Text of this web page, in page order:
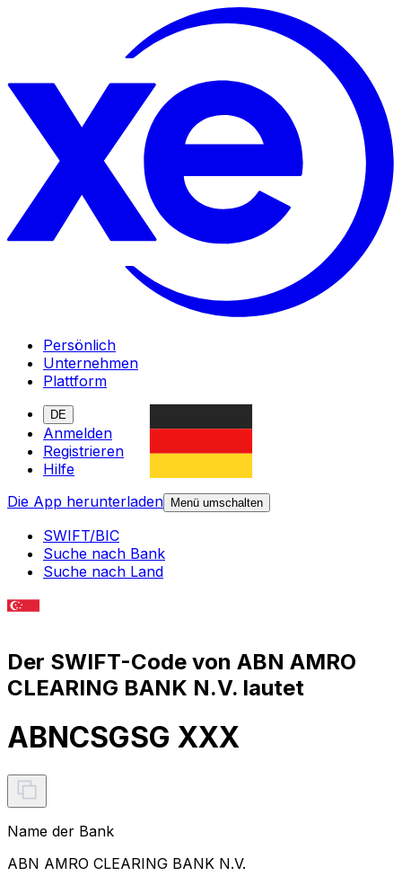
Persönlich
Unternehmen
Plattform
DE
Anmelden
Registrieren
Hilfe
Die App herunterladen
Menü umschalten
SWIFT/BIC
Suche nach Bank
Suche nach Land
Der SWIFT-Code von ABN AMRO
CLEARING BANK N.V. lautet
ABNCSGSG XXX
Name der Bank
ABN AMRO CLEARING BANK N.V.